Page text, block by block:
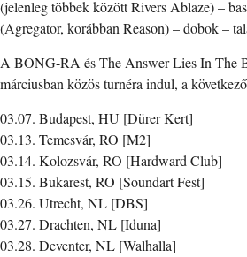
(jelenleg többek között Rivers Ablaze) –
(Agregator, korábban Reason) – dobok –
A BONG-RA és The Answer Lies In The
márciusban közös turnéra indul, a
03.07. Budapest, HU [Dürer Kert]
03.13. Temesvár, RO [M2]
03.14. Kolozsvár, RO [Hardward Club]
03.15. Bukarest, RO [Soundart Fest]
03.26. Utrecht, NL [DBS]
03.27. Drachten, NL [Iduna]
03.28. Deventer, NL [Walhalla]